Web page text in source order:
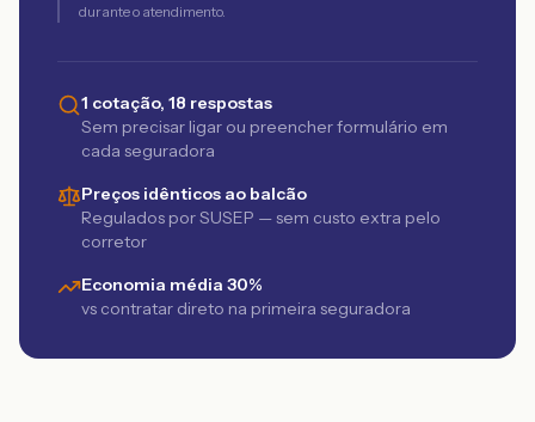
durante o atendimento.
1 cotação, 18 respostas
Sem precisar ligar ou preencher formulário em
cada seguradora
Preços idênticos ao balcão
Regulados por SUSEP — sem custo extra pelo
corretor
Economia média 30%
vs contratar direto na primeira seguradora